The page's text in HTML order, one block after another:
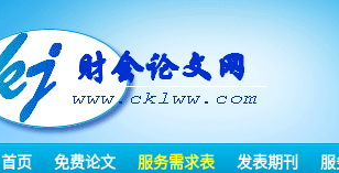
首页 免费论文 服务需求表 发表期刊